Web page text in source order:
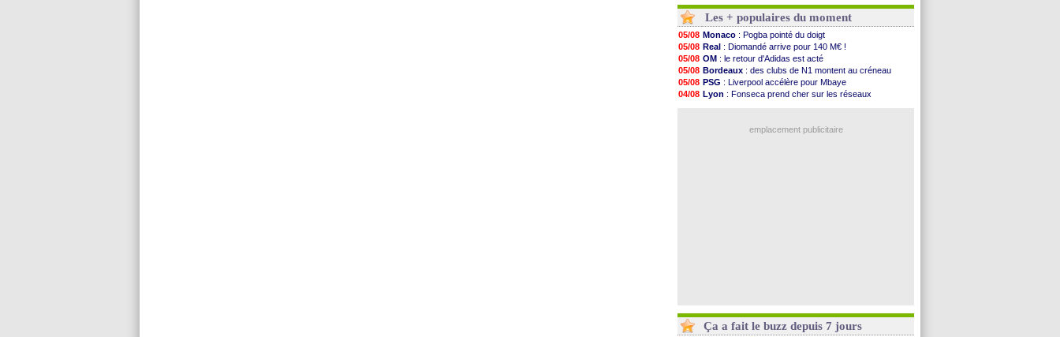
12h46 Galatasaray: Milan rejette 35 M€ pour Leão
12h28
Southampton: D. Traoré prêté au Mans (officiel)
12h10 Real: Vinicius tout proche de prolonger !
11h58
VIDEO: un accueil impressionnant pour Salah !
11h35
Real : Diomandé attendu ce jeudi à Madrid !
11h19
Real: Rodri, la piste Barça se confirme
11h07
PSG: Akliouche arrive ce jeudi à Paris !
10h53
Médias : la Liga quitte beIN Sports !
10h36
PSG : pas d'inquiétude pour Rafael Pol
: des excuses après le projet
Les + populaires du moment
05/08 Monaco : Pogba pointé du doigt
05/08 Real : Diomandé arrive pour 140 M€ !
05/08 OM : le retour d'Adidas est acté
05/08 Bordeaux : des clubs de N1 montent au créneau
05/08 PSG : Liverpool accélère pour Mbaye
04/08 Lyon : Fonseca prend cher sur les réseaux
emplacement publicitaire
Ça a fait le buzz depuis 7 jours